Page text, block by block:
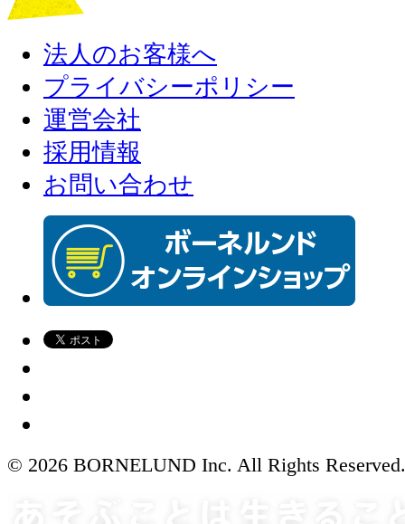
法人のお客様へ
プライバシーポリシー
運営会社
採用情報
お問い合わせ
© 2026 BORNELUND Inc. All Rights Reserved.